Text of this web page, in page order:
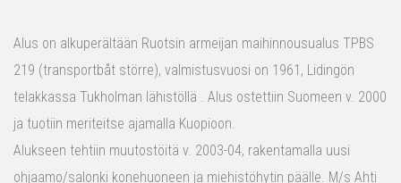
Alus on alkuperältään Ruotsin armeijan maihinnousualus TPBS
219 (transportbåt större), valmistusvuosi on 1961, Lidingön
telakkassa Tukholman lähistöllä . Alus ostettiin Suomeen v. 2000
ja tuotiin meriteitse ajamalla Kuopioon.
Alukseen tehtiin muutostöitä v. 2003-04, rakentamalla uusi
ohjaamo/salonki konehuoneen ja miehistöhytin päälle. M/s Ahti